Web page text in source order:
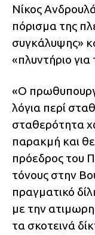
Νίκος
πόρισμα της
συγκάλυψης»
«πλυντήριο
«Ο
λόγια περί
σταθερότητα
παρακμή και
πρόεδρος του
τόνους στην
πραγματικό
με την
τα σκοτεινά